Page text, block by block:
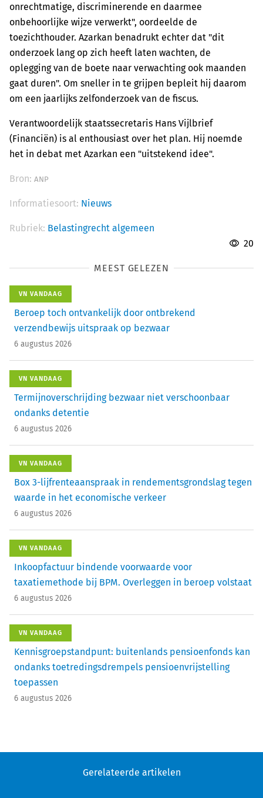
onrechtmatige, discriminerende en daarmee
onbehoorlijke wijze verwerkt", oordeelde de
toezichthouder. Azarkan benadrukt echter dat "dit
onderzoek lang op zich heeft laten wachten, de
oplegging van de boete naar verwachting ook maanden
gaat duren". Om sneller in te grijpen bepleit hij daarom
om een jaarlijks zelfonderzoek van de fiscus.
Verantwoordelijk staatssecretaris Hans Vijlbrief
(Financiën) is al enthousiast over het plan. Hij noemde
het in debat met Azarkan een "uitstekend idee".
Bron: ANP
Informatiesoort: Nieuws
Rubriek: Belastingrecht algemeen
20
MEEST GELEZEN
VN VANDAAG
Beroep toch ontvankelijk door ontbrekend
verzendbewijs uitspraak op bezwaar
6 augustus 2026
VN VANDAAG
Termijnoverschrijding bezwaar niet verschoonbaar
ondanks detentie
6 augustus 2026
VN VANDAAG
Box 3-lijfrenteaanspraak in rendementsgrondslag tegen
waarde in het economische verkeer
6 augustus 2026
VN VANDAAG
Inkoopfactuur bindende voorwaarde voor
taxatiemethode bij BPM. Overleggen in beroep volstaat
6 augustus 2026
VN VANDAAG
Kennisgroepstandpunt: buitenlands pensioenfonds kan
ondanks toetredingsdrempels pensioenvrijstelling
toepassen
6 augustus 2026
Gerelateerde artikelen